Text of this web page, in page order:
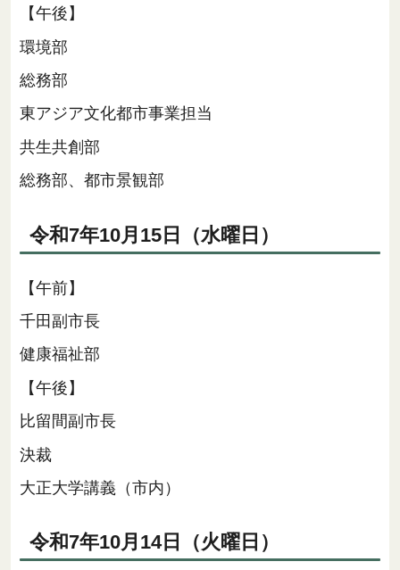
【午後】
環境部
総務部
東アジア文化都市事業担当
共生共創部
総務部、都市景観部
令和7年10月15日（水曜日）
【午前】
千田副市長
健康福祉部
【午後】
比留間副市長
決裁
大正大学講義（市内）
令和7年10月14日（火曜日）